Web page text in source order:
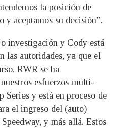
la posición de
y aceptamos su decisión”.
investigación y Cody está
las autoridades, ya que el
RWR se ha
esfuerzos multi-
Series y está en proceso de
el ingreso del (auto)
y más allá. Estos